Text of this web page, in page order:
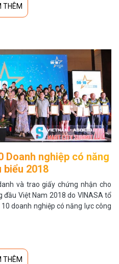
THÊM
Doanh nghiệp có năng
biểu 2018
và trao giấy chứng nhận cho
đầu Việt Nam 2018 do VINASA tổ
doanh nghiệp có năng lực công
THÊM